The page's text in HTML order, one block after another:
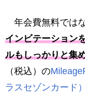
年会費無料では
インビテーション
ルもしっかりと集
（税込）の
ラスセゾンカード）